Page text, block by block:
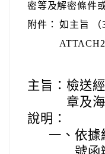
密等及解密條件
附件： 如主旨 （
主旨： 檢送
章及
說明：
一、 依據